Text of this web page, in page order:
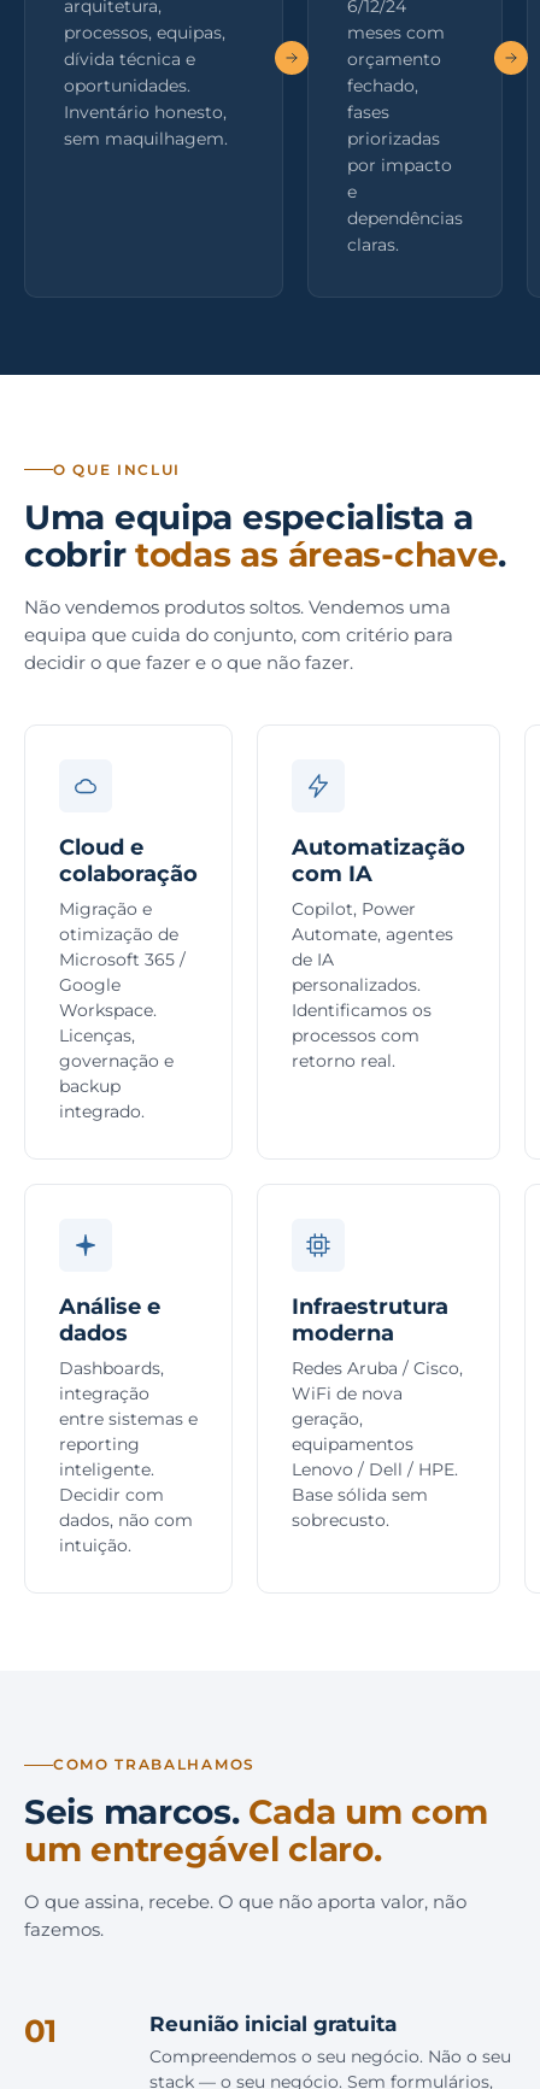
arquitetura,
processos, equipas,
dívida técnica e
oportunidades.
Inventário honesto,
sem maquilhagem.
6/12/24
meses com
orçamento
fechado,
fases
priorizadas
por impacto
e
dependências
claras.
O QUE INCLUI
Uma equipa especialista a
cobrirtodas as áreas-chave.
Não vendemos produtos soltos. Vendemos uma
equipa que cuida do conjunto, com critério para
decidir o que fazer e o que não fazer.
Cloud e
colaboração
Migração e
otimização de
Microsoft 365 /
Google
Workspace.
Licenças,
governação e
backup
integrado.
Automatização
com IA
Copilot, Power
Automate, agentes
de IA
personalizados.
Identificamos os
processos com
retorno real.
Análise e
dados
Dashboards,
integração
entre sistemas e
reporting
inteligente.
Decidir com
dados, não com
intuição.
Infraestrutura
moderna
Redes Aruba / Cisco,
WiFi de nova
geração,
equipamentos
Lenovo / Dell / HPE.
Base sólida sem
sobrecusto.
COMO TRABALHAMOS
Seis marcos. Cada um com
um entregável claro.
O que assina, recebe. O que não aporta valor, não
fazemos.
01 Reunião inicial gratuita
Compreendemos o seu negócio. Não o seu
stack — o seu negócio. Sem formulários,